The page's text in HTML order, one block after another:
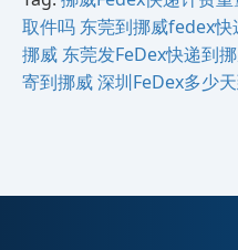
取件吗 东莞到‌挪威‌‌‌‌‌‌‌fedex快
挪威‌‌‌‌‌‌‌ 东莞发FeDex快递到‌
寄到‌挪威‌‌‌‌‌‌‌深圳FeDex多少